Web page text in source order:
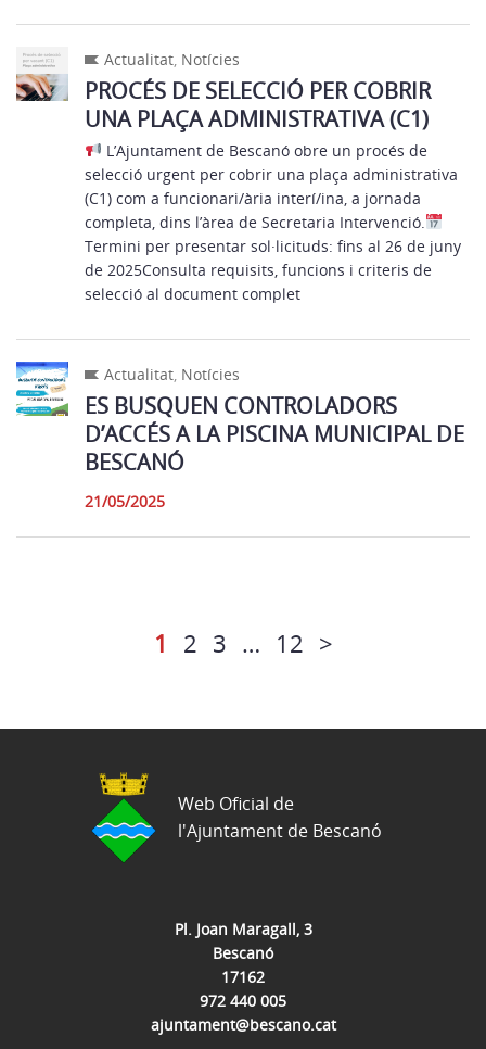
Actualitat, Notícies
PROCÉS DE SELECCIÓ PER COBRIR
UNA PLAÇA ADMINISTRATIVA (C1)
L’Ajuntament de Bescanó obre un procés de
selecció urgent per cobrir una plaça administrativa
(C1) com a funcionari/ària interí/ina, a jornada
completa, dins l’àrea de Secretaria Intervenció.
Termini per presentar sol·licituds: fins al 26 de juny
de 2025Consulta requisits, funcions i criteris de
selecció al document complet
Actualitat, Notícies
ES BUSQUEN CONTROLADORS
D’ACCÉS A LA PISCINA MUNICIPAL DE
BESCANÓ
21/05/2025
1 2 3 … 12 >
Pl. Joan Maragall, 3
Bescanó
17162
972 440 005
ajuntament@bescano.cat
Web Oficial de
l'Ajuntament de Bescanó